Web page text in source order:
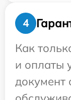
4
Как
и оплаты
документ